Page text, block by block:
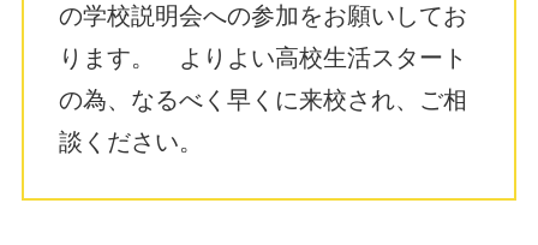
の学校説明会への参加をお願いしてお
ります。 よりよい高校生活スタート
の為、なるべく早くに来校され、ご相
談ください。